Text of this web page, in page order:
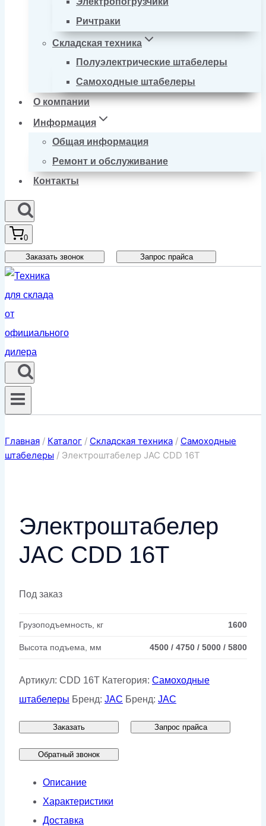
Ричтраки
Складская техника
Полуэлектрические штабелеры
Самоходные штабелеры
О компании
Информация
Общая информация
Ремонт и обслуживание
Контакты
0
Заказать звонок Запрос прайса
Главная / Каталог / Складская техника / Самоходные
штабелеры / Электроштабелер JAC CDD 16T
Электроштабелер
JAC CDD 16T
Под заказ
Грузоподъемность, кг 1600
Высота подъема, мм 4500 / 4750 / 5000 / 5800
Артикул: CDD 16T Категория: Самоходные
штабелеры Бренд: JAC Бренд: JAC
Заказать Запрос прайса
Обратный звонок
Описание
Характеристики
Доставка